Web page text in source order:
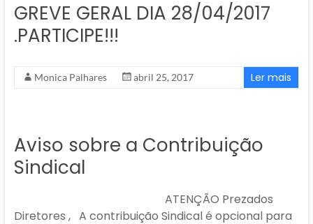
GREVE GERAL DIA 28/04/2017
.PARTICIPE!!!
Monica Palhares abril 25, 2017 Ler mais
Aviso sobre a Contribuição
Sindical
ATENÇÃO Prezados
Diretores , A contribuição Sindical é opcional para